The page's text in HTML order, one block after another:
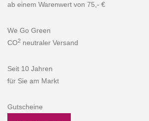
ab einem Warenwert von 75,- €
We Go Green
CO2 neutraler Versand
Seit 10 Jahren
für Sie am Markt
Gutscheine